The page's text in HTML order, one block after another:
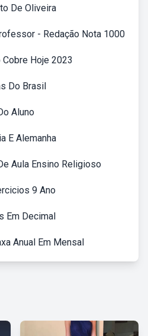
De Oliveira
- Redação Nota 1000
Hoje 2023
Do Brasil
Aluno
E Alemanha
Aula Ensino Religioso
9 Ano
Em Decimal
Anual Em Mensal